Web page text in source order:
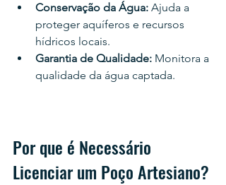
Conservação da Água: Ajuda a
proteger aquíferos e recursos
hídricos locais.
Garantia de Qualidade: Monitora a
qualidade da água captada.
Por que é Necessário
Licenciar um Poço Artesiano?